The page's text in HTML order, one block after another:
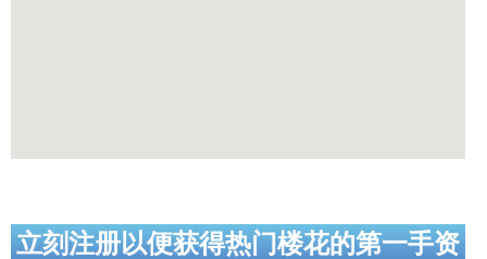
立刻注册以便获得热门楼花的第一手资